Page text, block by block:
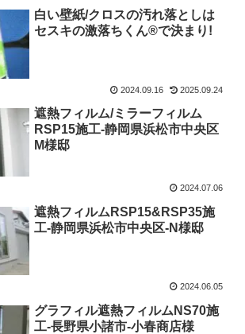
白い壁紙/クロスの汚れ落としは
セスキの激落ちくん®で決まり!
2024.09.16 2025.09.24
遮熱フィルム/ミラーフィルム
RSP15施工-静岡県浜松市中央区
M様邸
2024.07.06
遮熱フィルムRSP15&RSP35施
工-静岡県浜松市中央区-N様邸
2024.06.05
グラフィル遮熱フィルムNS70施
工-長野県小諸市-小春商店様